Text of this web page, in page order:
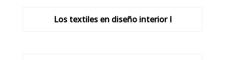
Los textiles en diseño interior I